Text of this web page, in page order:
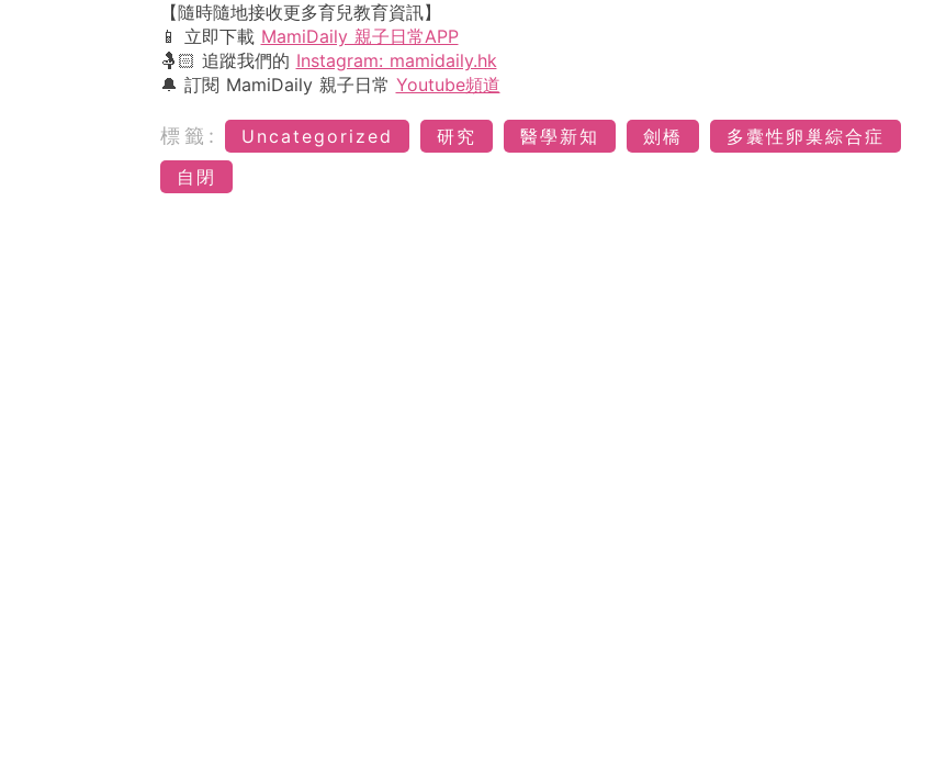
【隨時隨地接收更多育兒教育資訊】
📱 立即下載 MamiDaily 親子日常APP
🤱🏻 追蹤我們的 Instagram: mamidaily.hk
🔔 訂閱 MamiDaily 親子日常 Youtube頻道
標籤: Uncategorized 研究 醫學新知 劍橋
多囊性卵巢綜合症
自閉